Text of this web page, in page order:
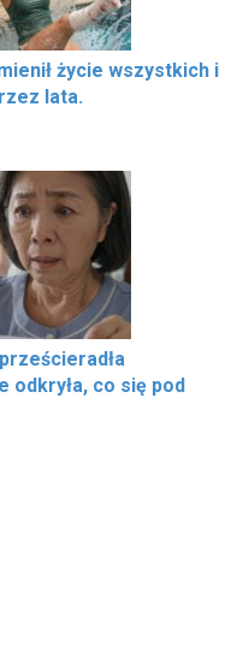
życie wszystkich i
lata.
odkryła, co się pod